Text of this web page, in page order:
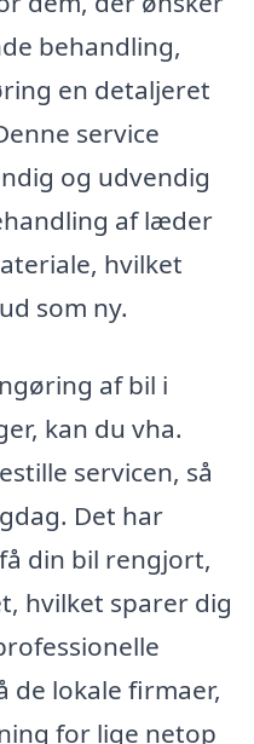
behandling,
en detaljeret
service
og udvendig
af læder
hvilket
som ny.
af bil i
kan du vha.
servicen, så
Det har
din bil rengjort,
hvilket sparer dig
de lokale firmaer,
for lige netop